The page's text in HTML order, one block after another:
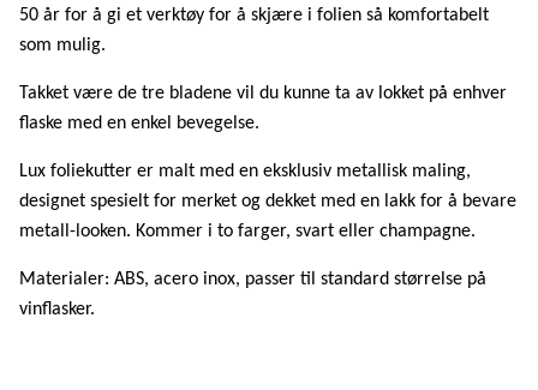
50 år for å gi et verktøy for å skjære i folien så komfortabelt
som mulig.
Takket være de tre bladene vil du kunne ta av lokket på enhver
flaske med en enkel bevegelse.
Lux foliekutter er malt med en eksklusiv metallisk maling,
designet spesielt for merket og dekket med en lakk for å bevare
metall- looken. Kommer i to farger, svart eller champagne.
Materialer: ABS, acero inox, passer til standard størrelse på
vinflasker.